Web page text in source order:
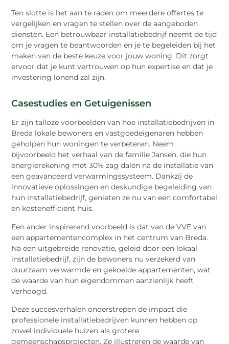
Ten slotte is het aan te raden om meerdere offertes te
vergelijken en vragen te stellen over de aangeboden
diensten. Een betrouwbaar installatiebedrijf neemt de tijd
om je vragen te beantwoorden en je te begeleiden bij het
maken van de beste keuze voor jouw woning. Dit zorgt
ervoor dat je kunt vertrouwen op hun expertise en dat je
investering lonend zal zijn.
Casestudies en Getuigenissen
Er zijn talloze voorbeelden van hoe installatiebedrijven in
Breda lokale bewoners en vastgoedeigenaren hebben
geholpen hun woningen te verbeteren. Neem
bijvoorbeeld het verhaal van de familie Jansen, die hun
energierekening met 30% zag dalen na de installatie van
een geavanceerd verwarmingssysteem. Dankzij de
innovatieve oplossingen en deskundige begeleiding van
hun installatiebedrijf, genieten ze nu van een comfortabel
en kostenefficiënt huis.
Een ander inspirerend voorbeeld is dat van de VVE van
een appartementencomplex in het centrum van Breda.
Na een uitgebreide renovatie, geleid door een lokaal
installatiebedrijf, zijn de bewoners nu verzekerd van
duurzaam verwarmde en gekoelde appartementen, wat
de waarde van hun eigendommen aanzienlijk heeft
verhoogd.
Deze succesverhalen onderstrepen de impact die
professionele installatiebedrijven kunnen hebben op
zowel individuele huizen als grotere
gemeenschapsprojecten. Ze illustreren de waarde van